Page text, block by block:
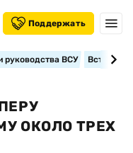
Поддержать
руководства ВСУ
ОКОЛО ТРЕХ